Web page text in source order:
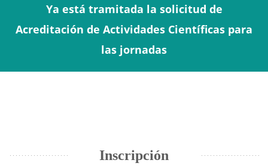
Ya está tramitada la solicitud de
Acreditación de Actividades Científicas para
las jornadas
Inscripción